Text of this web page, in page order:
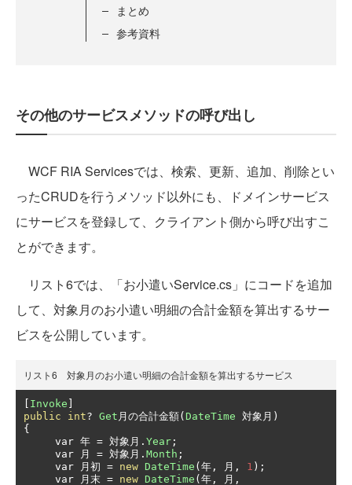
まとめ
参考資料
その他のサービスメソッドの呼び出し
WCF RIA Servicesでは、検索、更新、追加、削除とい
ったCRUDを行うメソッド以外にも、ドメインサービス
にサービスを登録して、クライアント側から呼び出すこ
とができます。
リスト6では、「お小遣いService.cs」にコードを追加
して、対象月のお小遣い明細の合計金額を算出するサー
ビスを公開しています。
リスト6 対象月のお小遣い明細の合計金額を算出するサービス
Invoke
public
int? Get 月の合計金額( DateTime 対象月)
{
     var
年 = 対象月. Year ;
     var
月 = 対象月. Month ;
     var
月初 = new DateTime (年, 月, 1 );
     var
月末 = new DateTime (年,
月,